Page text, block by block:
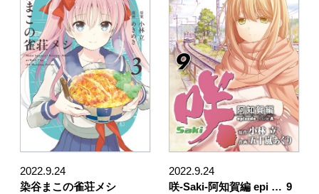
2022.9.24
染谷まこの雀荘メシ
2022.9.24
咲-Saki-阿知賀編 epi … 9